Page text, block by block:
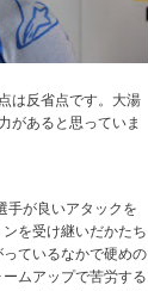
は反省点です。大湯
があると思っていま
手が良いアタックを
を受け継いだかたち
ているなかで硬めの
ムアップで苦労する